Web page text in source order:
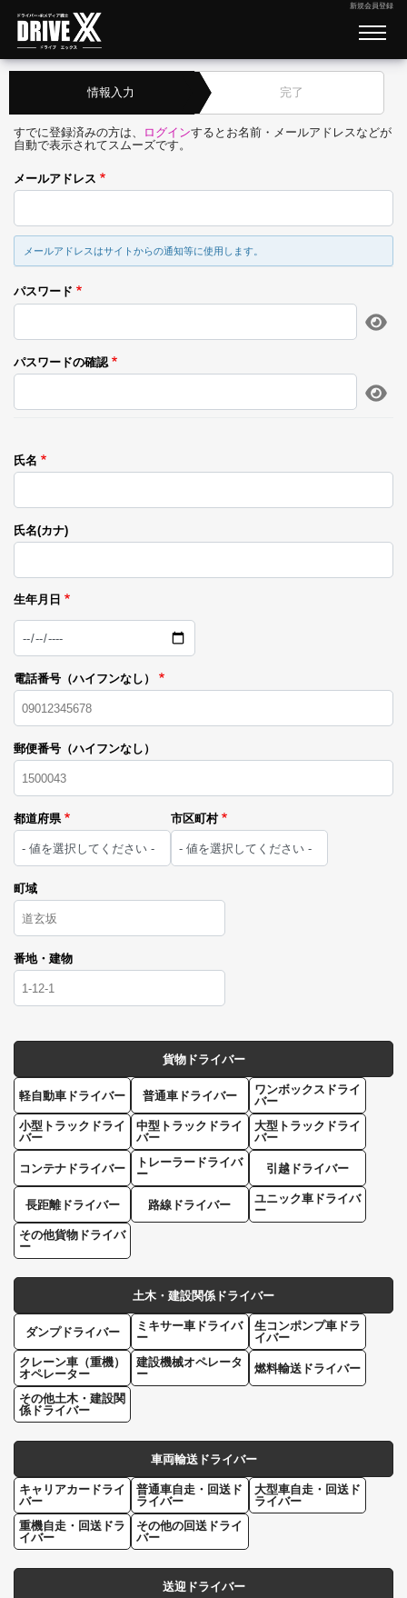
新規会員登録
情報入力 完了
すでに登録済みの方は、 ログインするとお名前・メールアドレスなどが
自動で表示されてスムーズです。
メールアドレス
メールアドレスはサイトからの通知等に使用します。
パスワード
パスワードの確認
氏名
氏名(カナ)
生年月日
日
付
電話番号（ハイフンなし）
郵便番号（ハイフンなし）
都道府県 市区町村
町域
番地・建物
貨物ドライバー
軽自動車ドライバー 普通車ドライバー
ワンボックスドライ
バー
小型トラックドライ
バー
中型トラックドライ
バー
大型トラックドライ
バー
コンテナドライバー
トレーラードライバ
ー
引越ドライバー
長距離ドライバー 路線ドライバー
ユニック車ドライバ
ー
その他貨物ドライバ
ー
土木・建設関係ドライバー
ダンプドライバー
ミキサー車ドライバ
ー
生コンポンプ車ドラ
イバー
クレーン車（重機）
オペレーター
建設機械オペレータ
ー
燃料輸送ドライバー
その他土木・建設関
係ドライバー
車両輸送ドライバー
キャリアカードライ
バー
普通車自走・回送ド
ライバー
大型車自走・回送ド
ライバー
重機自走・回送ドラ
イバー
その他の回送ドライ
バー
送迎ドライバー